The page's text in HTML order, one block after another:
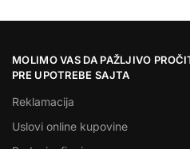
MOLIMO VAS DA PAŽLJIVO
PRE UPOTREBE SAJTA
Reklamacija
Uslovi online kupovine